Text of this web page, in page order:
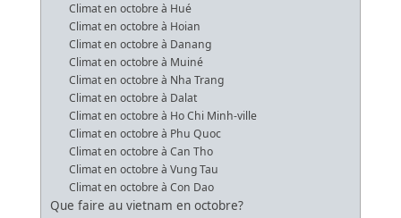
Climat en octobre à Hué
Climat en octobre à Hoian
Climat en octobre à Danang
Climat en octobre à Muiné
Climat en octobre à Nha Trang
Climat en octobre à Dalat
Climat en octobre à Ho Chi Minh-ville
Climat en octobre à Phu Quoc
Climat en octobre à Can Tho
Climat en octobre à Vung Tau
Climat en octobre à Con Dao
Que faire au vietnam en octobre?